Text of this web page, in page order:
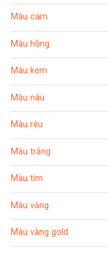
Màu cam
Màu hồng
Màu kem
Màu nâu
Màu rêu
Màu trắng
Màu tím
Màu vàng
Màu vàng gold